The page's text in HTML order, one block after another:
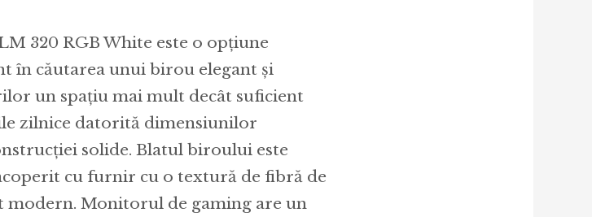
320 RGB White este o opțiune
în căutarea unui birou elegant și
un spațiu mai mult decât suficient
zilnice datorită dimensiunilor
solide. Blatul biroului este
cu furnir cu o textură de fibră de
modern. Monitorul de gaming are un